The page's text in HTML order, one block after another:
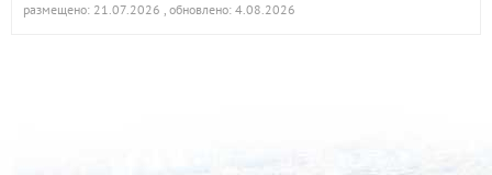
размещено: 21.07.2026 , обновлено: 4.08.2026